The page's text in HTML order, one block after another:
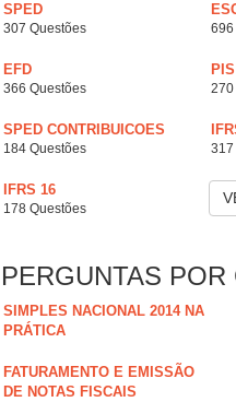
SPED
307 Questões 696
EFD
366 Questões 270
SPED CONTRIBUICOES
184 Questões 317
IFRS 16
178 Questões
PERGUNTAS POR
SIMPLES NACIONAL 2014 NA
PRÁTICA
FATURAMENTO E EMISSÃO
DE NOTAS FISCAIS